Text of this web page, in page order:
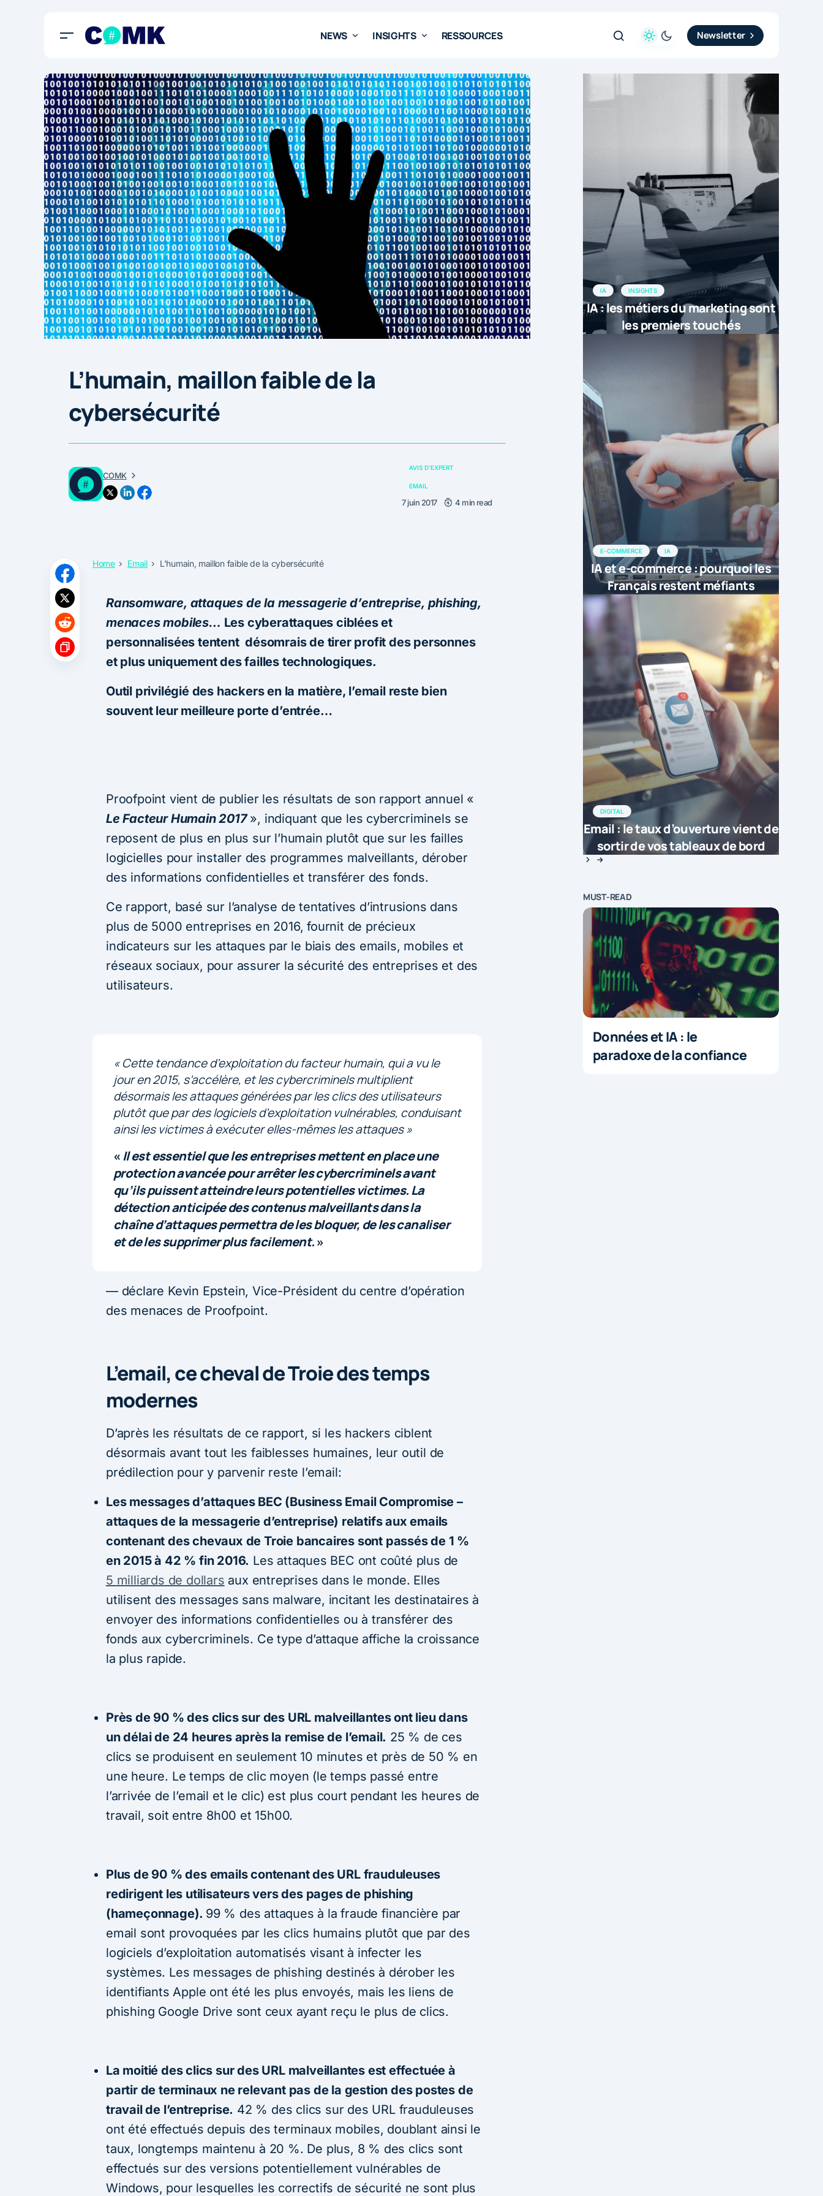
NEWS INSIGHTS RESSOURCES Newsletter
L’humain, maillon faible de la
cybersécurité
COMK
AVIS D'EXPERT
EMAIL
7 juin 2017 4 min read
Home Email L’humain, maillon faible de la cybersécurité
Ransomware, attaques de la messagerie d’entreprise, phishing,
menaces mobiles… Les cyberattaques ciblées et
personnalisées tentent désomrais de tirer profit des personnes
et plus uniquement des failles technologiques.
Outil privilégié des hackers en la matière, l’email reste bien
souvent leur meilleure porte d’entrée…
Proofpoint vient de publier les résultats de son rapport annuel «
Le Facteur Humain 2017 », indiquant que les cybercriminels se
reposent de plus en plus sur l’humain plutôt que sur les failles
logicielles pour installer des programmes malveillants, dérober
des informations confidentielles et transférer des fonds.
Ce rapport, basé sur l’analyse de tentatives d’intrusions dans
plus de 5000 entreprises en 2016, fournit de précieux
indicateurs sur les attaques par le biais des emails, mobiles et
réseaux sociaux, pour assurer la sécurité des entreprises et des
utilisateurs.
«Cette tendance d’exploitation du facteur humain, qui a vu le
jour en 2015, s’accélère, et les cybercriminels multiplient
désormais les attaques générées par les clics des utilisateurs
plutôt que par des logiciels d’exploitation vulnérables, conduisant
ainsi les victimes à exécuter elles-mêmes les attaques»
«Il est essentiel que les entreprises mettent en place une
protection avancée pour arrêter les cybercriminels avant
qu’ils puissent atteindre leurs potentielles victimes. La
détection anticipée des contenus malveillants dans la
chaîne d’attaques permettra de les bloquer, de les canaliser
et de les supprimer plus facilement.»
— déclare Kevin Epstein, Vice-Président du centre d’opération
des menaces de Proofpoint.
L’email, ce cheval de Troie des temps
modernes
D’après les résultats de ce rapport, si les hackers ciblent
désormais avant tout les faiblesses humaines, leur outil de
prédilection pour y parvenir reste l’email:
Les messages d’attaques BEC (Business Email Compromise –
attaques de la messagerie d’entreprise) relatifs aux emails
contenant des chevaux de Troie bancaires sont passés de 1 %
en 2015 à 42 % fin 2016. Les attaques BEC ont coûté plus de
5 milliards de dollars aux entreprises dans le monde. Elles
utilisent des messages sans malware, incitant les destinataires à
envoyer des informations confidentielles ou à transférer des
fonds aux cybercriminels. Ce type d’attaque affiche la croissance
la plus rapide.
Près de 90 % des clics sur des URL malveillantes ont lieu dans
un délai de 24 heures après la remise de l’email. 25 % de ces
clics se produisent en seulement 10 minutes et près de 50 % en
une heure. Le temps de clic moyen (le temps passé entre
l’arrivée de l’email et le clic) est plus court pendant les heures de
travail, soit entre 8h00 et 15h00.
Plus de 90 % des emails contenant des URL frauduleuses
redirigent les utilisateurs vers des pages de phishing
(hameçonnage). 99 % des attaques à la fraude financière par
email sont provoquées par les clics humains plutôt que par des
logiciels d’exploitation automatisés visant à infecter les
systèmes. Les messages de phishing destinés à dérober les
identifiants Apple ont été les plus envoyés, mais les liens de
phishing Google Drive sont ceux ayant reçu le plus de clics.
La moitié des clics sur des URL malveillantes est effectuée à
partir de terminaux ne relevant pas de la gestion des postes de
travail de l’entreprise. 42 % des clics sur des URL frauduleuses
ont été effectués depuis des terminaux mobiles, doublant ainsi le
taux, longtemps maintenu à 20 %. De plus, 8 % des clics sont
effectués sur des versions potentiellement vulnérables de
Windows, pour lesquelles les correctifs de sécurité ne sont plus
IA INSIGHTS
IA : les métiers du marketing sont
les premiers touchés
E-COMMERCE IA
IA et e-commerce : pourquoi les
Français restent méfiants
DIGITAL
Email : le taux d’ouverture vient de
sortir de vos tableaux de bord
MUST-READ
Données et IA : le
paradoxe de la confiance